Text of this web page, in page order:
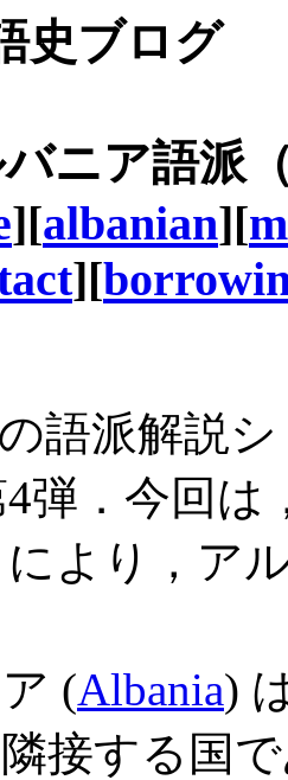
史ブログ
バニア語派
][albanian][
][
語派解説シ
弾．今回は
により，ア
(Albania)
接する国